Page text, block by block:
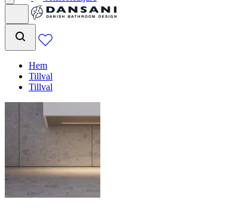
Hem
Tillval
Tillval